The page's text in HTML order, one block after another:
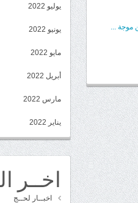
موجة ...
يوليو 2022
يونيو 2022
مايو 2022
أبريل 2022
مارس 2022
يناير 2022
اخــر
اخبــار لحــج